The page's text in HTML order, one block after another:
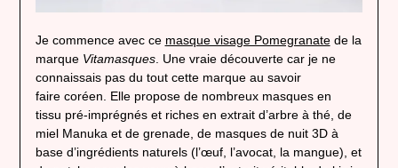
Je commence avec ce masque visage Pomegranatede la
marque Vitamasques. Une vraie découverte car je ne
connaissais pas du tout cette marque au savoir
faire coréen. Elle propose de nombreux masques en
tissu pré-imprégnés et riches en extrait d’arbre à thé, de
miel Manuka et de grenade, de masques de nuit 3D à
base d’ingrédients naturels (l’œuf, l’avocat, la mangue), et